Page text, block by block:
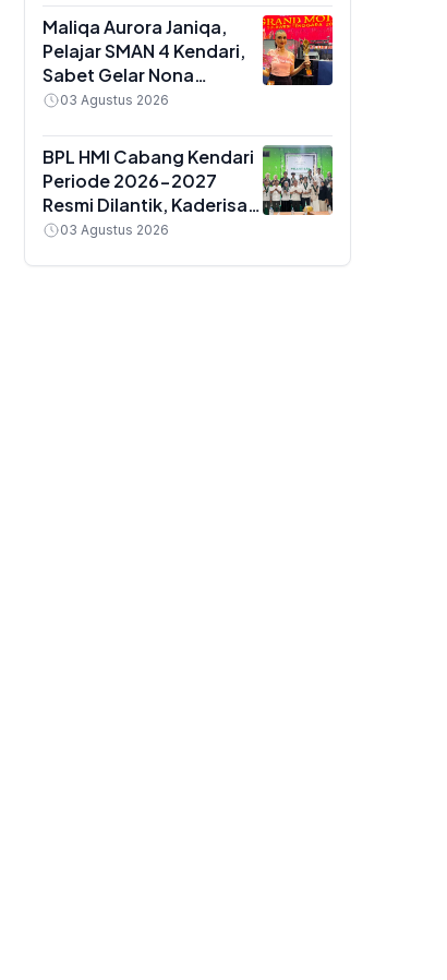
Paket Anggaran
Maliqa Aurora Janiqa,
Pelajar SMAN 4 Kendari,
Sabet Gelar Nona
Indonesia Sultra 2026
Yogyakarta
03 Agustus 2026
BPL HMI Cabang Kendari
Periode 2026-2027
Resmi Dilantik, Kaderisasi
Jadi Prioritas Utama
03 Agustus 2026